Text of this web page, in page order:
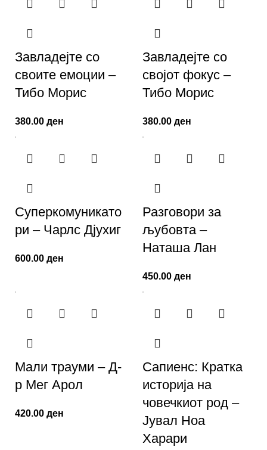
Завладејте со
своите емоции –
Тибо Морис
380.00 ден
Завладејте со
својот фокус –
Тибо Морис
380.00 ден
Суперкомуникато
ри – Чарлс Дјухиг
600.00 ден
Разговори за
љубовта –
Наташа Лан
450.00 ден
Мали трауми – Д-
р Мег Арол
420.00 ден
Сапиенс: Кратка
историја на
човечкиот род –
Јувал Ноа
Харари